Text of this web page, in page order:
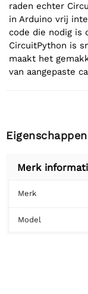
raden echter
in Arduino vrij
code die nodig is
CircuitPython is
maakt het
van aangepaste
Eigenschappen
Merk
Merk
Model